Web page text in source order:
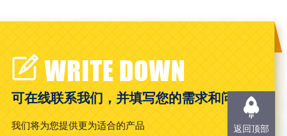
WRITE DOWN
可在线联系我们，并填写您的需求和问题
我们将为您提供更为适合的产品
返回顶部